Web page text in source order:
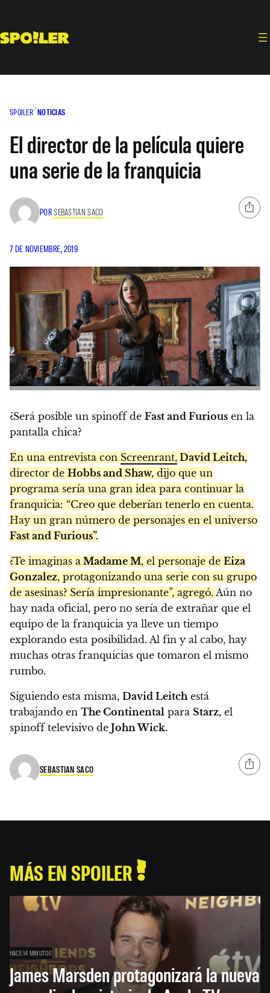
contenido
SPOILER NOTICIAS
El director de la película quiere
una serie de la franquicia
PORSEBASTIAN SACO
7 DE NOVIEMBRE, 2019
¿Será posible un spinoff de Fast and Furious en la
pantalla chica?
En una entrevista con Screenrant, David Leitch,
director de Hobbs and Shaw, dijo que un
programa sería una gran idea para continuar la
franquicia: “Creo que deberían tenerlo en cuenta.
Hay un gran número de personajes en el universo
Fast and Furious”.
¿Te imaginas a Madame M, el personaje de Eiza
Gonzalez, protagonizando una serie con su grupo
de asesinas? Sería impresionante”, agregó. Aún no
hay nada oficial, pero no sería de extrañar que el
equipo de la franquicia ya lleve un tiempo
explorando esta posibilidad. Al fin y al cabo, hay
muchas otras franquicias que tomaron el mismo
rumbo.
Siguiendo esta misma, David Leitchestá
trabajando en The Continental para Starz, el
spinoff televisivo de John Wick.
SEBASTIAN SACO
MÁS EN SPOILER
HACE 14 MINUTOS
James Marsden protagonizará la nueva